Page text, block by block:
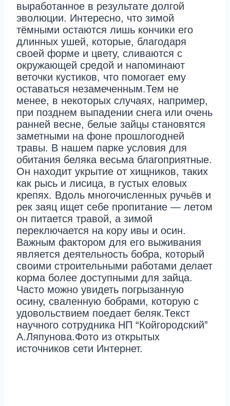
выработанное в результате долгой
эволюции. Интересно, что зимой
тёмными остаются лишь кончики его
длинных ушей, которые, благодаря
своей форме и цвету, сливаются с
окружающей средой и напоминают
веточки кустиков, что помогает ему
оставаться незамеченным.Тем не
менее, в некоторых случаях, например,
при позднем выпадении снега или очень
ранней весне, белые зайцы становятся
заметными на фоне прошлогодней
травы. В нашем парке условия для
обитания беляка весьма благоприятные.
Он находит укрытие от хищников, таких
как рысь и лисица, в густых еловых
крепях. Вдоль многочисленных ручьёв и
рек заяц ищет себе пропитание — летом
он питается травой, а зимой
переключается на кору ивы и осин.
Важным фактором для его выживания
является деятельность бобра, который
своими строительными работами делает
корма более доступными для зайца.
Часто можно увидеть погрызанную
осину, сваленную бобрами, которую с
удовольствием поедает беляк.Текст
научного сотрудника НП “Койгородский”
А.Ляпунова.Фото из открытых
источников сети Интернет.